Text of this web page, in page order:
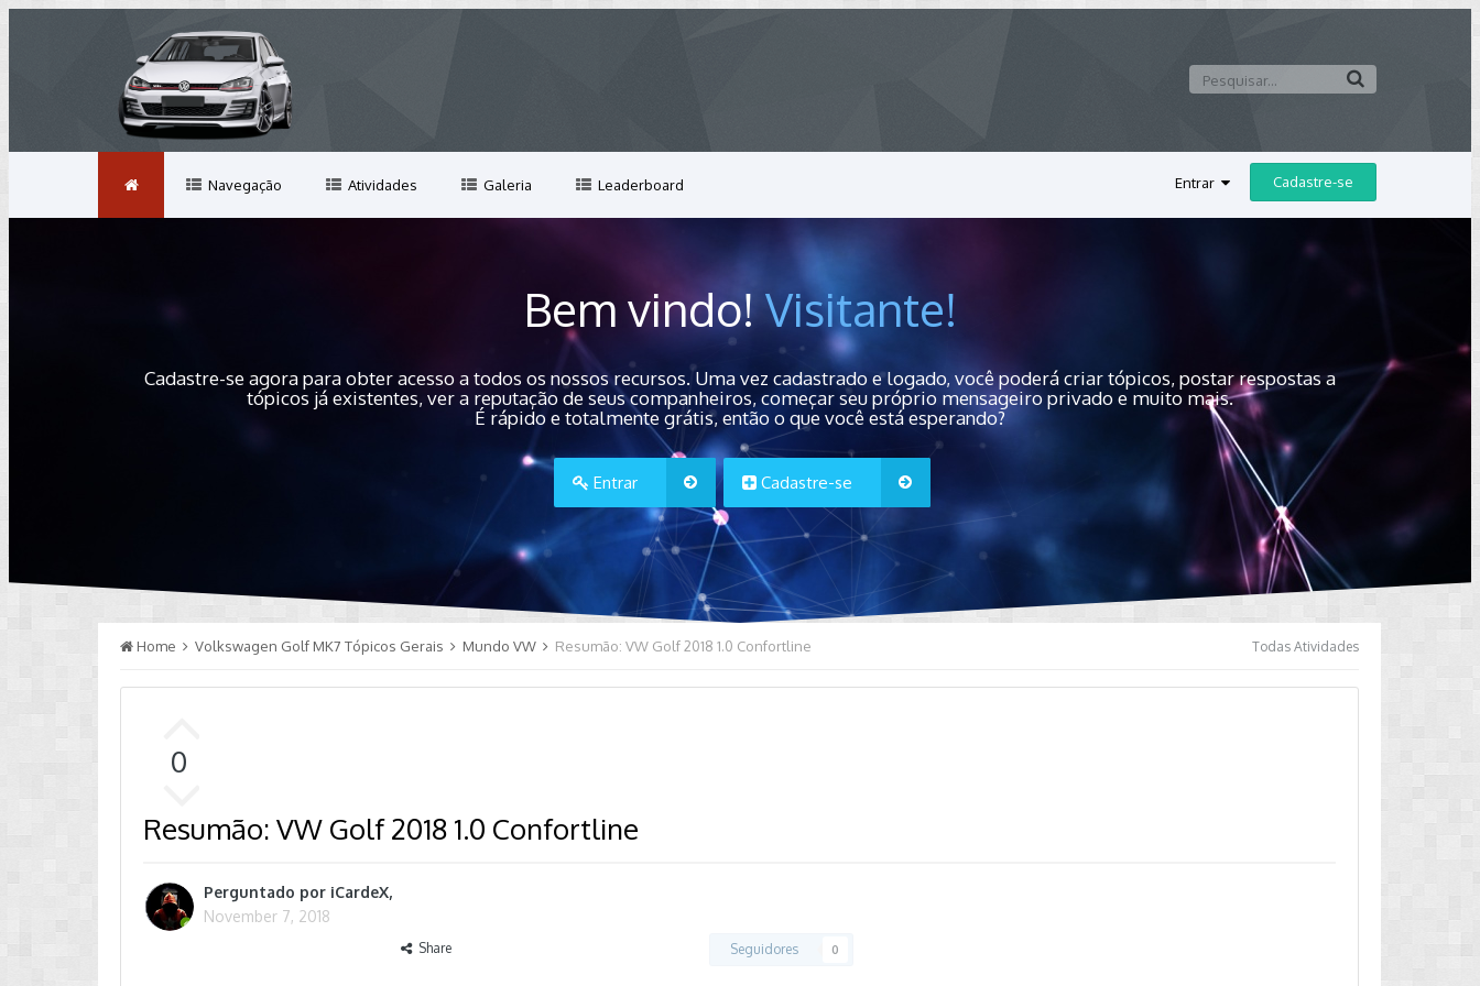
Entrar Cadastre-se
Navegação Atividades Galeria Leaderboard
Bem vindo!Visitante!
Cadastre-se agora para obter acesso a todos os nossos recursos. Uma vez cadastrado e logado, você poderá criar tópicos, postar respostas a
tópicos já existentes, ver a reputação de seus companheiros, começar seu próprio mensageiro privado e muito mais.
É rápido e totalmente grátis, então o que você está esperando?
Entrar Cadastre-se
Todas Atividades
Home Volkswagen Golf MK7 Tópicos Gerais Mundo VW Resumão: VW Golf 2018 1.0 Confortline
0
Resumão: VW Golf 2018 1.0 Confortline
Perguntado por iCardeX,
November 7, 2018
Share Seguidores 0